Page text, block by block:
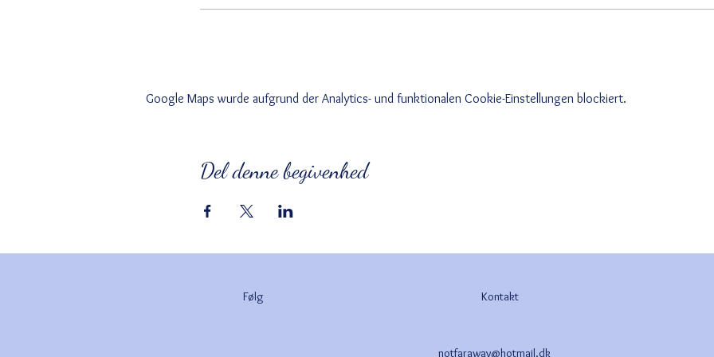
Google Maps wurde aufgrund der Analytics- und funktionalen Cookie-Einstellungen blockiert.
Del denne begivenhed
Følg Kontakt
notfaraway@hotmail.dk